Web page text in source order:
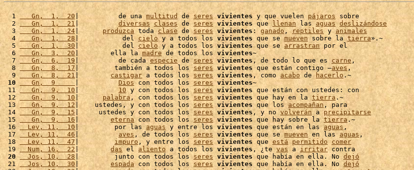
  1
   Gn,  1,  20
|          de una multitud de seres vivientes y que vuelen pájaros sobre
  2
   Gn,  1,  21
| diversas clases de seres vivientes que llenan las aguas deslizándose
  3
   Gn,  1,  24
| produzca toda clase de seres vivientes: ganado , reptiles y animales
  4
   Gn,  1,  28
|           del cielo y a todos los vivientes que se mueven sobre la tierra».~
  5
   Gn,  1,  30
|           del cielo y a todos los vivientes que se arrastran por el
  6
   Gn,  3,  20
|        ella la madre de todos los vivientes~
  7
   Gn,  6,  19
|          de cada especie de seres vivientes , de todo lo que es carne,
  8
   Gn,  8,  17
|         también a todos los seres vivientes que están contigo –aves ,
  9
   Gn,  8,  21
| castigar a todos los seres vivientes, como acabo de hacerlo
10
   Gn,  9
| Dios con todos los seres vivientes~
11
   Gn,  9,  10
| 10 y con todos los seres vivientes que están con ustedes: con
12
   Gn,  9,  10
| palabra , con todos los seres vivientes que hay en la tierra .~
13
   Gn,  9,  12
|    ustedes, y con todos los seres vivientes que los acompañan , para
14
   Gn,  9,  15
|     ustedes y con todos los seres vivientes, y no volverán a precipitarse
15
   Gn,  9,  16
| eterna con todos los seres vivientes que hay sobre la tierra .~
16
  Lev, 11,  10
|         por las aguas y entre los vivientes que están en las aguas ,
17
  Lev, 11,  46
| aves , de todos los seres vivientes que se mueven en las aguas,
18
  Lev, 11,  47
| impuro , y entre los seres vivientes que está permitido
comer
19
  Num, 16,  22
| das el aliento a todos los vivientes , ¿te vas a irritar
20
  Jos, 10,  28
|         junto con todos los seres vivientes que había en ella. No dejó
21
  Jos, 10,  30
| espada con todos los seres vivientes que había en ella. No dejó